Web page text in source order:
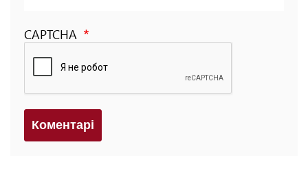
CAPTCHA
Коментарi